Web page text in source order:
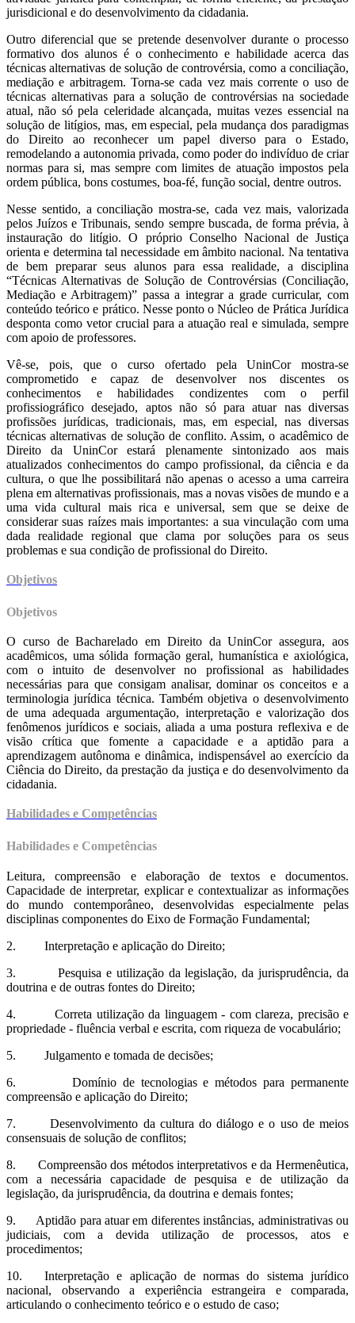
jurisdicional e do desenvolvimento da cidadania.
Outro diferencial que se pretende desenvolver durante o processo
formativo dos alunos é o conhecimento e habilidade acerca das
técnicas alternativas de solução de controvérsia, como a conciliação,
mediação e arbitragem. Torna-se cada vez mais corrente o uso de
técnicas alternativas para a solução de controvérsias na sociedade
atual, não só pela celeridade alcançada, muitas vezes essencial na
solução de litígios, mas, em especial, pela mudança dos paradigmas
do Direito ao reconhecer um papel diverso para o Estado,
remodelando a autonomia privada, como poder do indivíduo de criar
normas para si, mas sempre com limites de atuação impostos pela
ordem pública, bons costumes, boa-fé, função social, dentre outros.
Nesse sentido, a conciliação mostra-se, cada vez mais, valorizada
pelos Juízos e Tribunais, sendo sempre buscada, de forma prévia, à
instauração do litígio. O próprio Conselho Nacional de Justiça
orienta e determina tal necessidade em âmbito nacional. Na tentativa
de bem preparar seus alunos para essa realidade, a disciplina
“Técnicas Alternativas de Solução de Controvérsias (Conciliação,
Mediação e Arbitragem)” passa a integrar a grade curricular, com
conteúdo teórico e prático. Nesse ponto o Núcleo de Prática Jurídica
desponta como vetor crucial para a atuação real e simulada, sempre
com apoio de professores.
Vê-se, pois, que o curso ofertado pela UninCor mostra-se
comprometido e capaz de desenvolver nos discentes os
conhecimentos e habilidades condizentes com o perfil
profissiográfico desejado, aptos não só para atuar nas diversas
profissões jurídicas, tradicionais, mas, em especial, nas diversas
técnicas alternativas de solução de conflito. Assim, o acadêmico de
Direito da UninCor estará plenamente sintonizado aos mais
atualizados conhecimentos do campo profissional, da ciência e da
cultura, o que lhe possibilitará não apenas o acesso a uma carreira
plena em alternativas profissionais, mas a novas visões de mundo e a
uma vida cultural mais rica e universal, sem que se deixe de
considerar suas raízes mais importantes: a sua vinculação com uma
dada realidade regional que clama por soluções para os seus
problemas e sua condição de profissional do Direito.
Objetivos
Objetivos
O curso de Bacharelado em Direito da UninCor assegura, aos
acadêmicos, uma sólida formação geral, humanística e axiológica,
com o intuito de desenvolver no profissional as habilidades
necessárias para que consigam analisar, dominar os conceitos e a
terminologia jurídica técnica. Também objetiva o desenvolvimento
de uma adequada argumentação, interpretação e valorização dos
fenômenos jurídicos e sociais, aliada a uma postura reflexiva e de
visão crítica que fomente a capacidade e a aptidão para a
aprendizagem autônoma e dinâmica, indispensável ao exercício da
Ciência do Direito, da prestação da justiça e do desenvolvimento da
cidadania.
Habilidades e Competências
Habilidades e Competências
Leitura, compreensão e elaboração de textos e documentos.
Capacidade de interpretar, explicar e contextualizar as informações
do mundo contemporâneo, desenvolvidas especialmente pelas
disciplinas componentes do Eixo de Formação Fundamental;
2. Interpretação e aplicação do Direito;
3. Pesquisa e utilização da legislação, da jurisprudência, da
doutrina e de outras fontes do Direito;
4. Correta utilização da linguagem - com clareza, precisão e
propriedade - fluência verbal e escrita, com riqueza de vocabulário;
5. Julgamento e tomada de decisões;
6. Domínio de tecnologias e métodos para permanente
compreensão e aplicação do Direito;
7. Desenvolvimento da cultura do diálogo e o uso de meios
consensuais de solução de conflitos;
8. Compreensão dos métodos interpretativos e da Hermenêutica,
com a necessária capacidade de pesquisa e de utilização da
legislação, da jurisprudência, da doutrina e demais fontes;
9. Aptidão para atuar em diferentes instâncias, administrativas ou
judiciais, com a devida utilização de processos, atos e
procedimentos;
10. Interpretação e aplicação de normas do sistema jurídico
nacional, observando a experiência estrangeira e comparada,
articulando o conhecimento teórico e o estudo de caso;